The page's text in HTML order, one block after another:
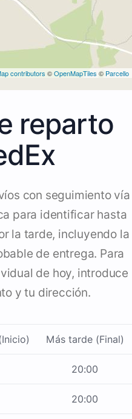
contributors ©OpenMapTiles © Parcello
reparto
con seguimiento vía
para identificar hasta
la tarde, incluyendo la
de entrega. Para
de hoy, introduce
y tu dirección.
Más tarde (Final)
20:00
20:00